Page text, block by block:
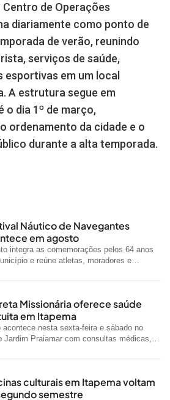
de Operações
diariamente como ponto de
de verão, reunindo
serviços de saúde,
esportivas em um local
A estrutura segue em
dia 1º de março,
ordenamento da cidade e o
durante a alta temporada.
Náutico de Navegantes
em agosto
integra as comemorações pelos 64 anos
e reúne atletas, moradores e
Missionária oferece saúde
em Itapema
acontece nesta sexta-feira e sábado no
Jardim Praiamar com consultas médicas,
culturais em Itapema voltam
semestre